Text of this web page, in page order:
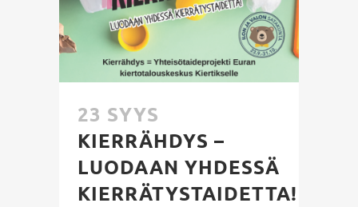
23 SYYS
KIERRÄHDYS –
LUODAAN YHDESSÄ
KIERRÄTYSTAIDETTA!